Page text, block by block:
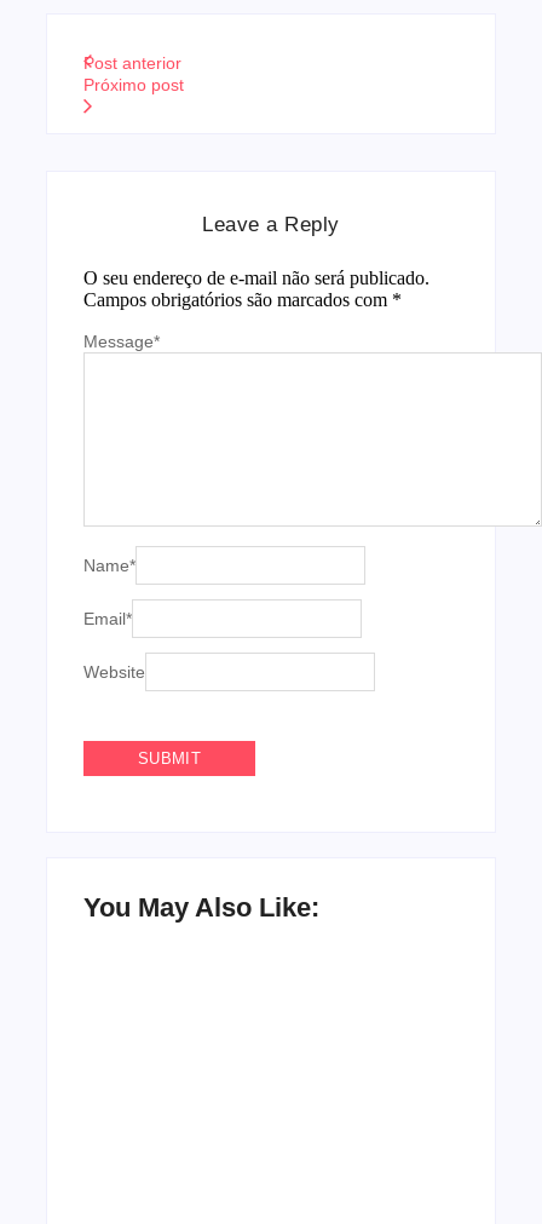
Post anterior
Próximo post
Leave a Reply
O seu endereço de e-mail não será publicado.
Campos obrigatórios são marcados com *
Message*
Name*
Email*
Website
You May Also Like: